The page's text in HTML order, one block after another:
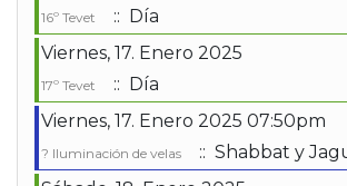
16º Tevet
:: Día
Viernes, 17. Enero 2025
17º Tevet
:: Día
Viernes, 17. Enero 2025 07:50pm
?️ Iluminación de velas
:: Shabbat y